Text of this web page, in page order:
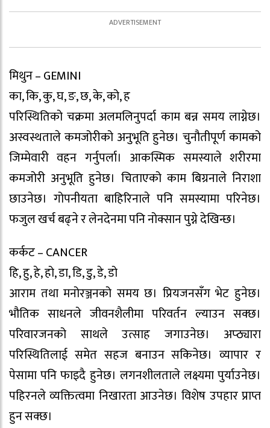
मिथुन – GEMINI
का, कि, कु, घ, ङ, छ, के, को, ह
परिस्थितिको चक्रमा अलमलिनुपर्दा काम बन्न समय लाग्नेछ।
अस्वस्थताले कमजोरीको अनुभूति हुनेछ। चुनौतीपूर्ण कामको
जिम्मेवारी वहन गर्नुपर्ला। आकस्मिक समस्याले शरीरमा
कमजोरी अनुभूति हुनेछ। चिताएको काम बिग्रनाले निराशा
छाउनेछ। गोपनीयता बाहिरिनाले पनि समस्यामा परिनेछ।
फजुल खर्च बढ्ने र लेनदेनमा पनि नोक्सान पुग्ने देखिन्छ।
कर्कट – CANCER
हि, हु, हे, हो, डा, डि, डु, डे, डो
आराम तथा मनोरञ्जनको समय छ। प्रियजनसँग भेट हुनेछ।
भौतिक साधनले जीवनशैलीमा परिवर्तन ल्याउन सक्छ।
परिवारजनको साथले उत्साह जगाउनेछ। अप्ठ्यारा
परिस्थितिलाई समेत सहज बनाउन सकिनेछ। व्यापार र
पेसामा पनि फाइदै हुनेछ। लगनशीलताले लक्ष्यमा पुर्याउनेछ।
पहिरनले व्यक्तित्वमा निखारता आउनेछ। विशेष उपहार प्राप्त
हुन सक्छ।